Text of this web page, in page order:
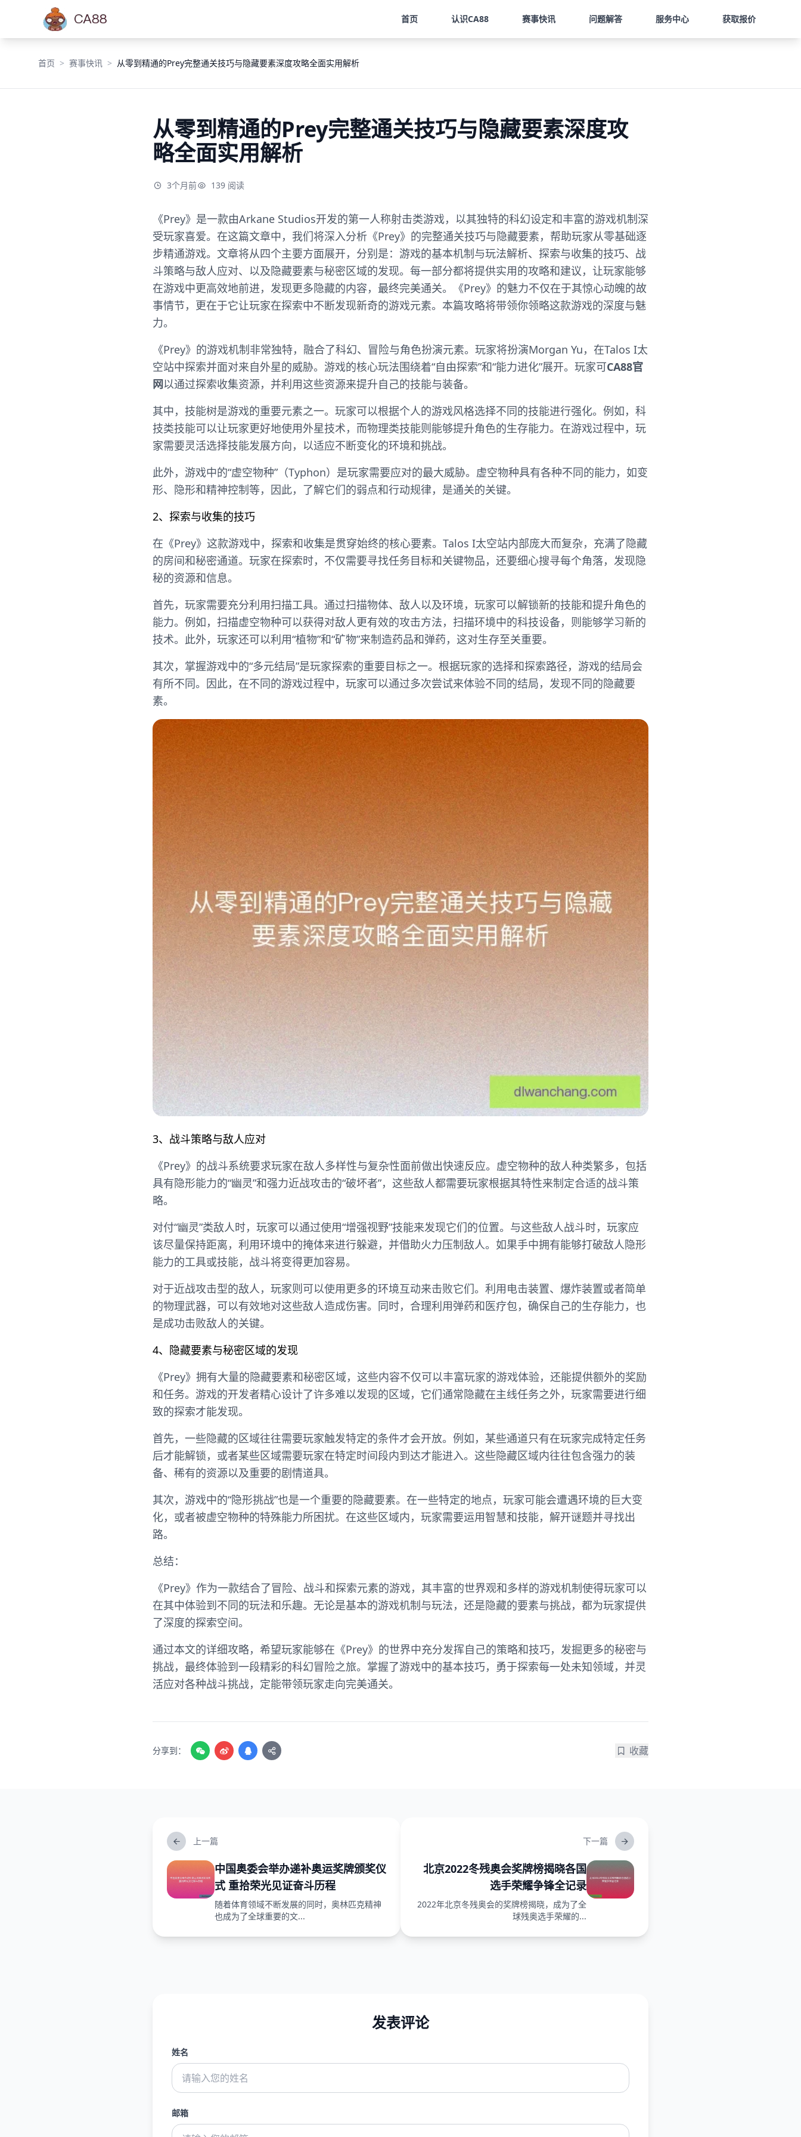
首页 认识CA88 赛事快讯 问题解答 服务中心 获取报价
首页 赛事快讯 从零到精通的Prey完整通关技巧与隐藏要素深度攻略全面实用解析
从零到精通的Prey完整通关技巧与隐藏要素深度攻
略全面实用解析
3个月前 139 阅读
《Prey》是一款由Arkane Studios开发的第一人称射击类游戏，以其独特的科幻设定和丰富的游戏机制深
受玩家喜爱。在这篇文章中，我们将深入分析《Prey》的完整通关技巧与隐藏要素，帮助玩家从零基础逐
步精通游戏。文章将从四个主要方面展开，分别是：游戏的基本机制与玩法解析、探索与收集的技巧、战
斗策略与敌人应对、以及隐藏要素与秘密区域的发现。每一部分都将提供实用的攻略和建议，让玩家能够
在游戏中更高效地前进，发现更多隐藏的内容，最终完美通关。《Prey》的魅力不仅在于其惊心动魄的故
事情节，更在于它让玩家在探索中不断发现新奇的游戏元素。本篇攻略将带领你领略这款游戏的深度与魅
力。
《Prey》的游戏机制非常独特，融合了科幻、冒险与角色扮演元素。玩家将扮演Morgan Yu，在Talos I太
空站中探索并面对来自外星的威胁。游戏的核心玩法围绕着“自由探索”和“能力进化”展开。玩家可CA88官
网以通过探索收集资源，并利用这些资源来提升自己的技能与装备。
其中，技能树是游戏的重要元素之一。玩家可以根据个人的游戏风格选择不同的技能进行强化。例如，科
技类技能可以让玩家更好地使用外星技术，而物理类技能则能够提升角色的生存能力。在游戏过程中，玩
家需要灵活选择技能发展方向，以适应不断变化的环境和挑战。
此外，游戏中的“虚空物种”（Typhon）是玩家需要应对的最大威胁。虚空物种具有各种不同的能力，如变
形、隐形和精神控制等，因此，了解它们的弱点和行动规律，是通关的关键。
2、探索与收集的技巧
在《Prey》这款游戏中，探索和收集是贯穿始终的核心要素。Talos I太空站内部庞大而复杂，充满了隐藏
的房间和秘密通道。玩家在探索时，不仅需要寻找任务目标和关键物品，还要细心搜寻每个角落，发现隐
秘的资源和信息。
首先，玩家需要充分利用扫描工具。通过扫描物体、敌人以及环境，玩家可以解锁新的技能和提升角色的
能力。例如，扫描虚空物种可以获得对敌人更有效的攻击方法，扫描环境中的科技设备，则能够学习新的
技术。此外，玩家还可以利用“植物”和“矿物”来制造药品和弹药，这对生存至关重要。
其次，掌握游戏中的“多元结局”是玩家探索的重要目标之一。根据玩家的选择和探索路径，游戏的结局会
有所不同。因此，在不同的游戏过程中，玩家可以通过多次尝试来体验不同的结局，发现不同的隐藏要
素。
3、战斗策略与敌人应对
《Prey》的战斗系统要求玩家在敌人多样性与复杂性面前做出快速反应。虚空物种的敌人种类繁多，包括
具有隐形能力的“幽灵”和强力近战攻击的“破坏者”，这些敌人都需要玩家根据其特性来制定合适的战斗策
略。
对付“幽灵”类敌人时，玩家可以通过使用“增强视野”技能来发现它们的位置。与这些敌人战斗时，玩家应
该尽量保持距离，利用环境中的掩体来进行躲避，并借助火力压制敌人。如果手中拥有能够打破敌人隐形
能力的工具或技能，战斗将变得更加容易。
对于近战攻击型的敌人，玩家则可以使用更多的环境互动来击败它们。利用电击装置、爆炸装置或者简单
的物理武器，可以有效地对这些敌人造成伤害。同时，合理利用弹药和医疗包，确保自己的生存能力，也
是成功击败敌人的关键。
4、隐藏要素与秘密区域的发现
《Prey》拥有大量的隐藏要素和秘密区域，这些内容不仅可以丰富玩家的游戏体验，还能提供额外的奖励
和任务。游戏的开发者精心设计了许多难以发现的区域，它们通常隐藏在主线任务之外，玩家需要进行细
致的探索才能发现。
首先，一些隐藏的区域往往需要玩家触发特定的条件才会开放。例如，某些通道只有在玩家完成特定任务
后才能解锁，或者某些区域需要玩家在特定时间段内到达才能进入。这些隐藏区域内往往包含强力的装
备、稀有的资源以及重要的剧情道具。
其次，游戏中的“隐形挑战”也是一个重要的隐藏要素。在一些特定的地点，玩家可能会遭遇环境的巨大变
化，或者被虚空物种的特殊能力所困扰。在这些区域内，玩家需要运用智慧和技能，解开谜题并寻找出
路。
总结：
《Prey》作为一款结合了冒险、战斗和探索元素的游戏，其丰富的世界观和多样的游戏机制使得玩家可以
在其中体验到不同的玩法和乐趣。无论是基本的游戏机制与玩法，还是隐藏的要素与挑战，都为玩家提供
了深度的探索空间。
通过本文的详细攻略，希望玩家能够在《Prey》的世界中充分发挥自己的策略和技巧，发掘更多的秘密与
挑战，最终体验到一段精彩的科幻冒险之旅。掌握了游戏中的基本技巧，勇于探索每一处未知领域，并灵
活应对各种战斗挑战，定能带领玩家走向完美通关。
分享到： 收藏
上一篇
中国奥委会举办递补奥运奖牌颁奖仪
式 重拾荣光见证奋斗历程
随着体育领域不断发展的同时，奥林匹克精神
也成为了全球重要的文...
下一篇
北京2022冬残奥会奖牌榜揭晓各国
选手荣耀争锋全记录
2022年北京冬残奥会的奖牌榜揭晓，成为了全
球残奥选手荣耀的...
发表评论
姓名
邮箱